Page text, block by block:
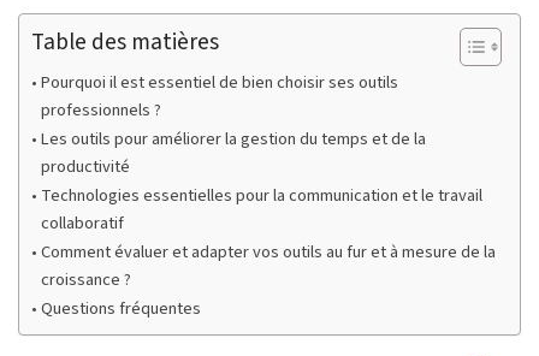
Table des matières
Pourquoi il est essentiel de bien choisir ses outils
professionnels ?
Les outils pour améliorer la gestion du temps et de la
productivité
Technologies essentielles pour la communication et le travail
collaboratif
Comment évaluer et adapter vos outils au fur et à mesure de la
croissance ?
Questions fréquentes